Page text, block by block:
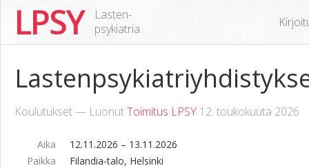
LPSY
Lasten-
psykiatria
Koulutukset — LuonutToimitus LPSY 12. toukokuuta 2026
Aika
12.11.2026 – 13.11.2026
Paikka
Filandia-talo, Helsinki